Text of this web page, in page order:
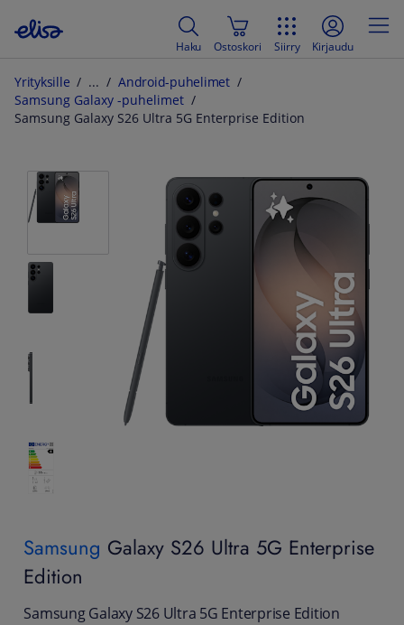
Haku Ostoskori Siirry Kirjaudu
Yrityksille
Android-puhelimet
Samsung Galaxy -puhelimet
Samsung Galaxy S26 Ultra 5G Enterprise Edition
Samsung Galaxy S26 Ultra 5G Enterprise
Edition
Samsung Galaxy S26 Ultra 5G Enterprise Edition